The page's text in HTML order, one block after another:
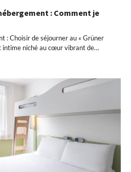
: Comment je
: Choisir de séjourner au « Grüner
intime niché au cœur vibrant de…